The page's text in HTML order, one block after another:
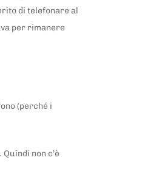
di telefonare al
per rimanere
(perché i
non c’è